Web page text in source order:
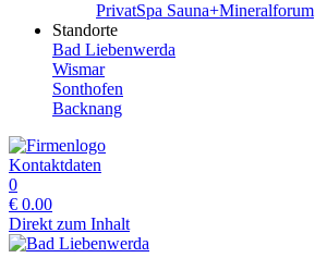
PrivatSpa Sauna+Mineralforum
Standorte
Bad Liebenwerda
Wismar
Sonthofen
Backnang
Kontaktdaten
0
€ 0.00
Direkt zum Inhalt